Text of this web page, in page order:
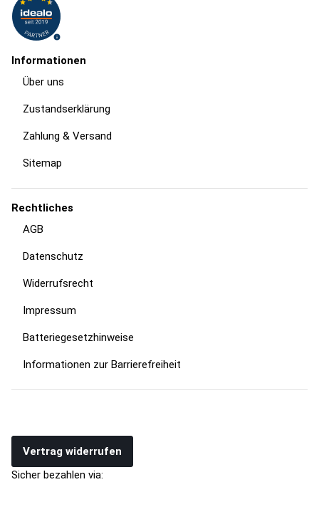
Informationen
Über uns
Zustandserklärung
Zahlung & Versand
Sitemap
Rechtliches
AGB
Datenschutz
Widerrufsrecht
Impressum
Batteriegesetzhinweise
Informationen zur Barrierefreiheit
Vertrag widerrufen
Sicher bezahlen via: